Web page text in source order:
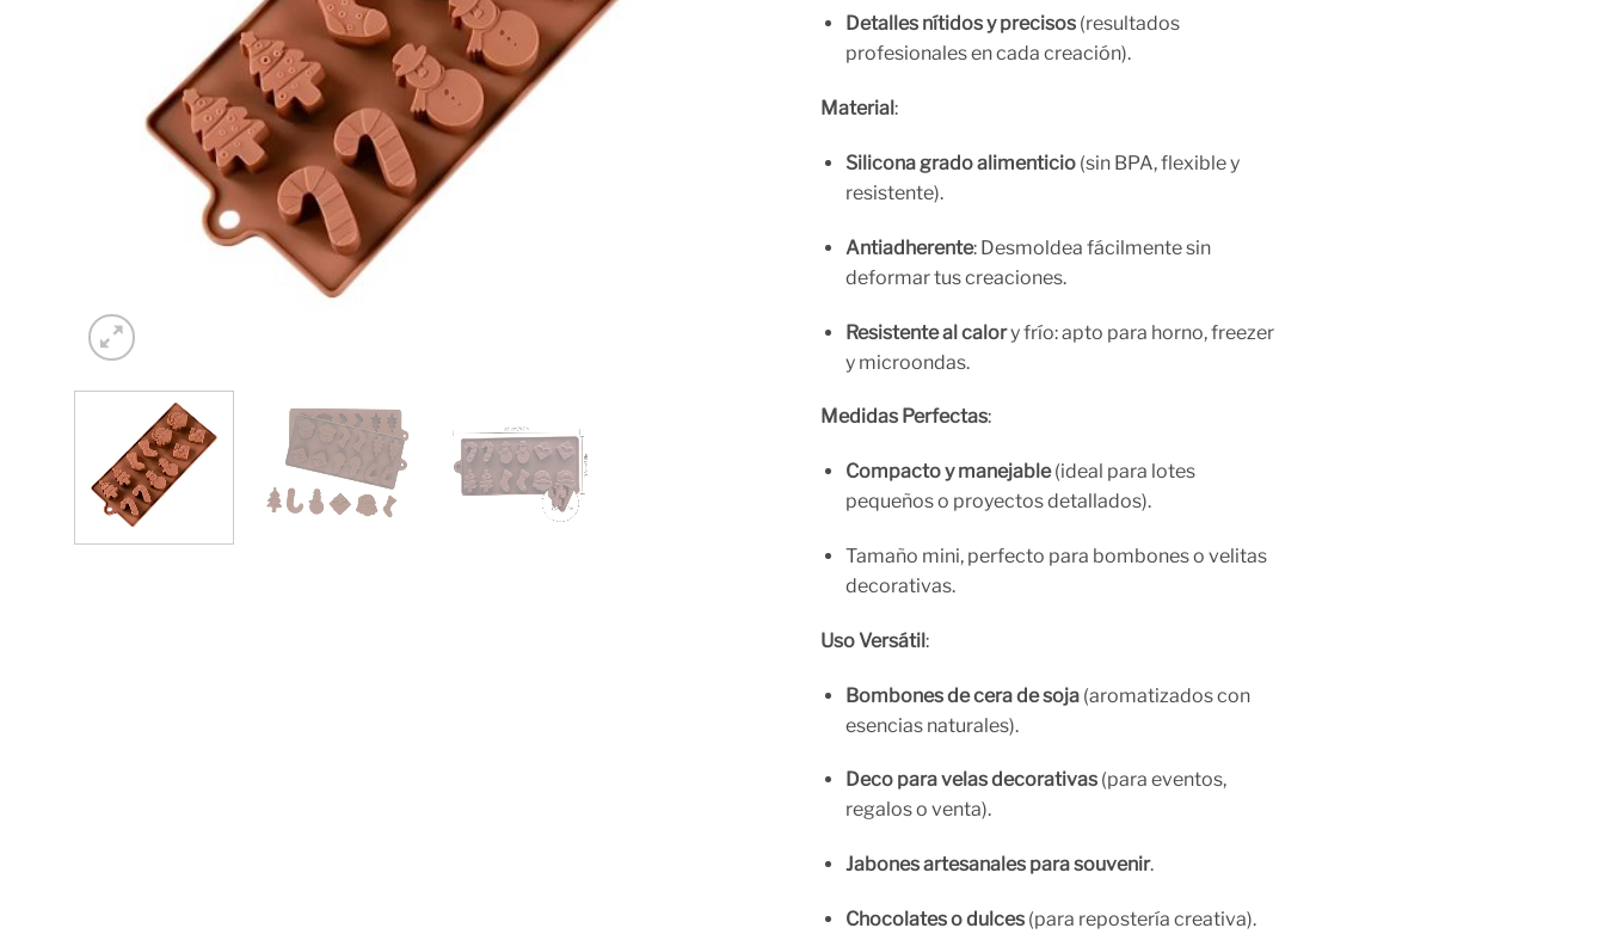
Detalles nítidos y precisos(resultados
profesionales en cada creación).
Material :
Silicona grado alimenticio(sin BPA, flexible y
resistente).
Antiadherente: Desmoldea fácilmente sin
deformar tus creaciones.
Resistente al calory frío: apto para horno, freezer
y microondas.
Medidas Perfectas:
Compacto y manejable(ideal para lotes
pequeños o proyectos detallados).
Tamaño mini, perfecto para bombones o velitas
decorativas.
Uso Versátil:
Bombones de cera de soja(aromatizados con
esencias naturales).
Deco para velas decorativas(para eventos,
regalos o venta).
Jabones artesanales para souvenir.
Chocolates o dulces(para repostería creativa).